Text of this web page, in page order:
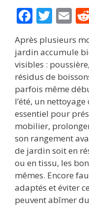
F
e
b
o
o
k
T
itt
er
E
ai
l
Après plusieurs
jardin accumule
visibles :
résidus de
parfois même
l’été, un
essentiel pour
mobilier,
son rangement
de jardin soit en
ou en tissu, les
mêmes. Encore
adaptés et éviter
peuvent abîmer